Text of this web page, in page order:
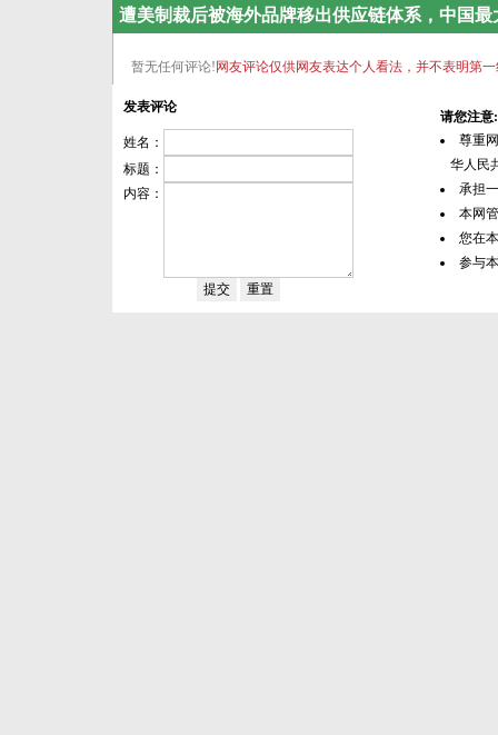
遭美制裁后被海外品牌移出供应链体系，中国
暂无任何评论! 网友评论仅供网友表达个人看法，并不表明第
发表评论
姓名：
标题：
内容：
请您注意:
尊重
华人民
承担
本网
您在
参与